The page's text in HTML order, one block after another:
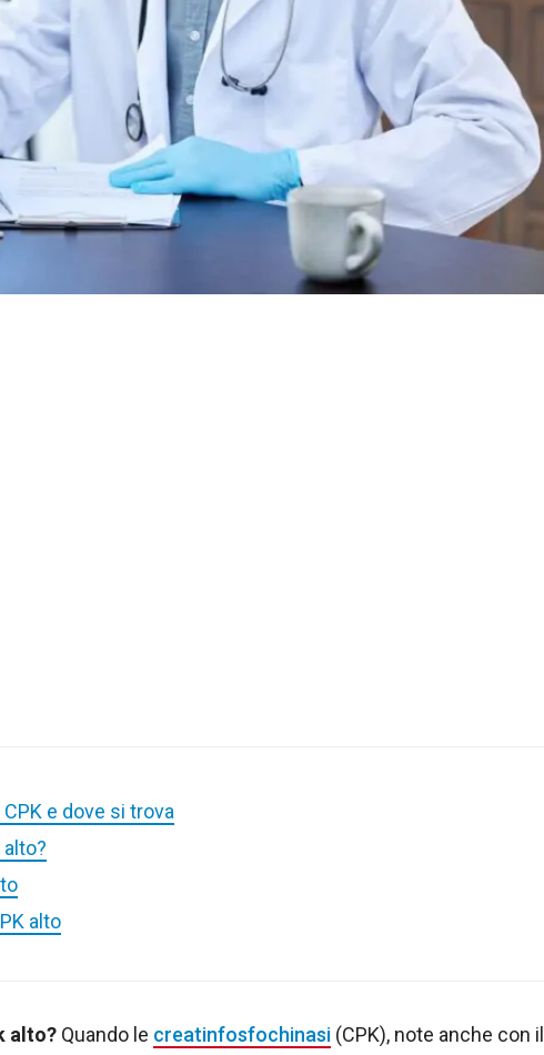
e dove si trova
alto
alto? Quando le creatinfosfochinasi (CPK), note anche con il